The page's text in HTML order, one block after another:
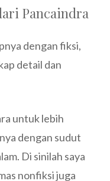
Pancaindra
dengan fiksi,
detail dan
untuk lebih
dengan sudut
Di sinilah saya
nonfiksi juga